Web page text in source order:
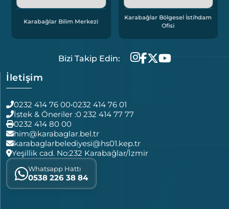
Karabağlar Bilim Merkezi
Karabağlar Bölgesel İstihdam
Ofisi
Bizi Takip Edin:
İletişim
0232 414 76 00•0232 414 76 01
İstek & Öneriler :0 232 414 77 77
0232 414 80 00
him@karabaglar.bel.tr
karabaglarbelediyesi@hs01.kep.tr
Yeşillik cad. No:232 Karabağlar/İzmir
Whatsapp Hattı
0538 226 38 84